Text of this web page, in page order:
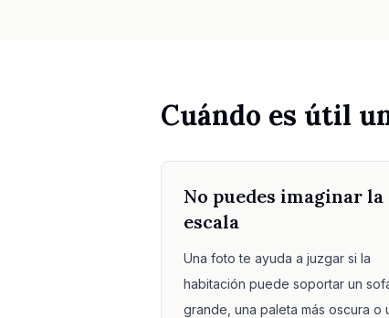
Cuándo es útil
No puedes imaginar la
escala
Una foto te ayuda a juzgar si la
habitación puede soportar un
grande, una paleta más oscura o